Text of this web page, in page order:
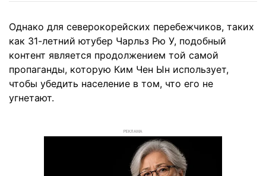
Однако для северокорейских перебежчиков, таких
как 31-летний ютубер Чарльз Рю У, подобный
контент является продолжением той самой
пропаганды, которую Ким Чен Ын использует,
чтобы убедить население в том, что его не
угнетают.
РЕКЛАМА